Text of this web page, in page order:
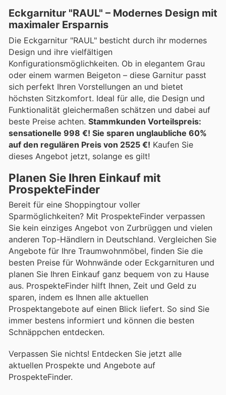
Eckgarnitur "RAUL" – Modernes Design mit
maximaler Ersparnis
Die Eckgarnitur "RAUL" besticht durch ihr modernes
Design und ihre vielfältigen
Konfigurationsmöglichkeiten. Ob in elegantem Grau
oder einem warmen Beigeton – diese Garnitur passt
sich perfekt Ihren Vorstellungen an und bietet
höchsten Sitzkomfort. Ideal für alle, die Design und
Funktionalität gleichermaßen schätzen und dabei auf
beste Preise achten. Stammkunden Vorteilspreis:
sensationelle 998 €! Sie sparen unglaubliche 60%
auf den regulären Preis von 2525 €! Kaufen Sie
dieses Angebot jetzt, solange es gilt!
Planen Sie Ihren Einkauf mit
ProspekteFinder
Bereit für eine Shoppingtour voller
Sparmöglichkeiten? Mit ProspekteFinder verpassen
Sie kein einziges Angebot von Zurbrüggen und vielen
anderen Top-Händlern in Deutschland. Vergleichen Sie
Angebote für Ihre Traumwohnmöbel, finden Sie die
besten Preise für Wohnwände oder Eckgarnituren und
planen Sie Ihren Einkauf ganz bequem von zu Hause
aus. ProspekteFinder hilft Ihnen, Zeit und Geld zu
sparen, indem es Ihnen alle aktuellen
Prospektangebote auf einen Blick liefert. So sind Sie
immer bestens informiert und können die besten
Schnäppchen entdecken.
Verpassen Sie nichts! Entdecken Sie jetzt alle
aktuellen Prospekte und Angebote auf
ProspekteFinder.